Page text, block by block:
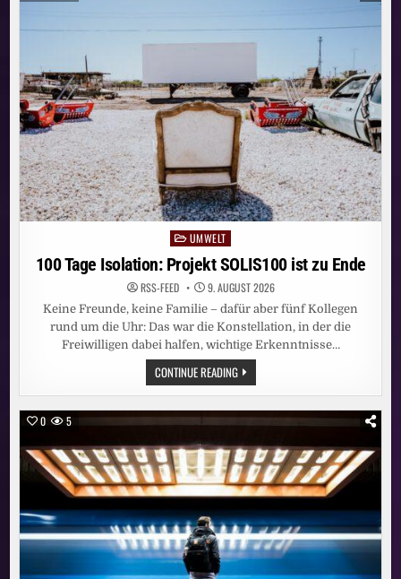
AUF
JOYN
Posted
in
UMWELT
100 Tage Isolation: Projekt SOLIS100 ist zu Ende
RSS-FEED 9. AUGUST 2026
Keine Freunde, keine Familie – dafür aber fünf Kollegen
rund um die Uhr: Das war die Konstellation, in der die
Freiwilligen dabei halfen, wichtige Erkenntnisse…
CONTINUE READING100
TAGE
ISOLATION:
PROJEKT
SOLIS100
IST
ZU
ENDE
0 5